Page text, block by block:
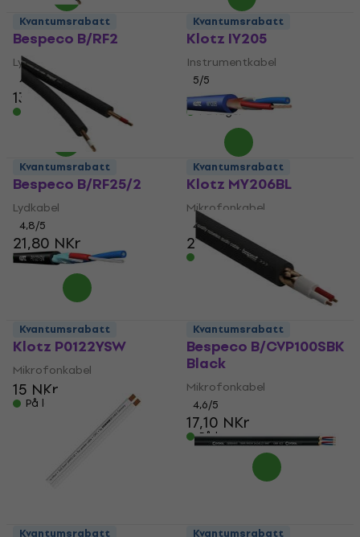
Bespeco B/RF2
Lydkabel
4,4 /5
13,90 NKr
På lager
Klotz IY205
Instrumentkabel
5/5
30 NKr
På lager
Kvantumsrabatt
Bespeco B/RF25/2
Lydkabel
4,8/5
21,80 NKr
På lager
Kvantumsrabatt
Klotz MY206BL
Mikrofonkabel
4,8 /5
21 NKr
På lager
Kvantumsrabatt
Klotz P0122YSW
Mikrofonkabel
15 NKr
På lager
Kvantumsrabatt
Bespeco B/CVP100SBK
Black
Mikrofonkabel
4,6/5
17,10 NKr
På lager
Kvantumsrabatt Kvantumsrabatt
Kvantumsrabatt Kvantumsrabatt